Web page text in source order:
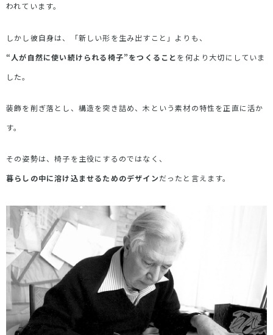
われています。
しかし彼自身は、「新しい形を生み出すこと」よりも、
“ 人が自然に使い続けられる椅子”をつくること を何より大切にしていま
した。
装飾を削ぎ落とし、構造を突き詰め、木という素材の特性を正直に活か
す。
その姿勢は、椅子を主役にするのではなく、
暮らしの中に溶け込ませるためのデザインだったと言えます。